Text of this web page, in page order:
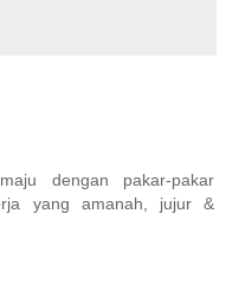
dengan pakar-pakar
yang amanah, jujur &